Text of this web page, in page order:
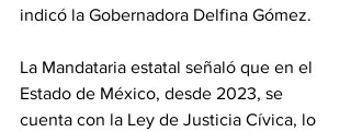
indicó la Gobernadora Delfina Gómez.
La Mandataria estatal señaló que en el
Estado de México, desde 2023, se
cuenta con la Ley de Justicia Cívica, lo